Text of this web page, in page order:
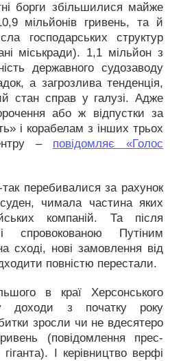
борги збільшилися майже
мільйонів гривень, та й
господарських структур
міськради). 1,1 мільйон з
державного судозаводу
а загрозлива тенденція,
стан справ у галузі. Адже
або ж відпустки за
і корабелам з інших трьох
– повідомляє «Голос
перебивалися за рахунок
чимала частина яких
компаній. Та після
Путіним
сході, нові замовлення від
повністю перестали.
в краї Херсонського
доходи з початку року
зросли чи не вдесятеро
(повідомлення прес-
І керівництво верфі